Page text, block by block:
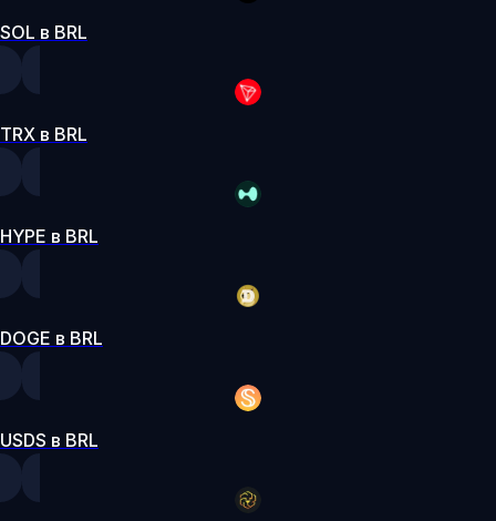
SOL в BRL
TRX в BRL
HYPE в BRL
DOGE в BRL
USDS в BRL